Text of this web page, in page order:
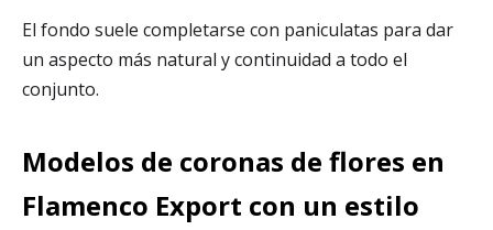
El fondo suele completarse con paniculatas para dar
un aspecto más natural y continuidad a todo el
conjunto.
Modelos de coronas de flores en
Flamenco Export con un estilo